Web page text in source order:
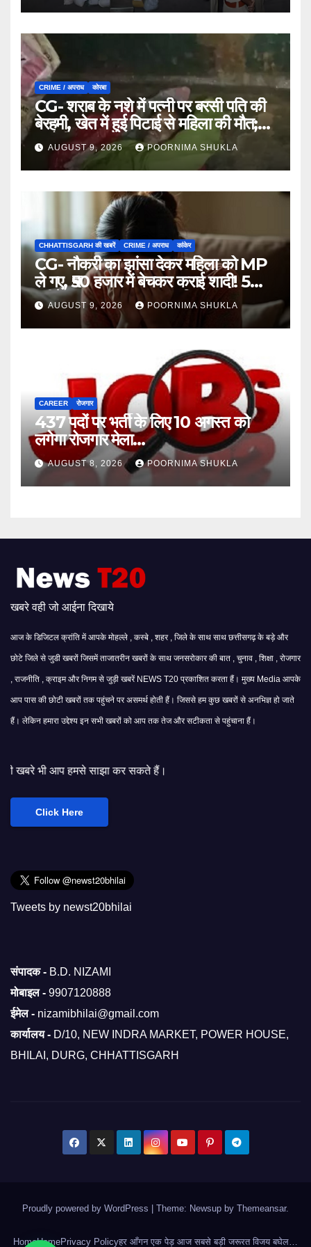
CRIME / अपराध कोरबा
CG- शराब के नशे में पत्नी पर बरसी पति की
बेरहमी, खेत में हुई पिटाई से महिला की मौत;
आरोपी फरार…
AUGUST 9, 2026 POORNIMA SHUKLA
CHHATTISGARH की खबरें CRIME / अपराध कांकेर
CG- नौकरी का झांसा देकर महिला को MP
ले गए, ₹50 हजार में बेचकर कराई शादी! 5
महीने बाद खुला पूरा राज, 3 गिरफ्तार…
AUGUST 9, 2026 POORNIMA SHUKLA
CAREER रोजगार
437 पदों पर भर्ती के लिए 10 अगस्त को
लगेगा रोजगार मेला…
AUGUST 8, 2026 POORNIMA SHUKLA
खबरे वही जो आईना दिखाये
आज के डिजिटल क्रांति में आपके मोहल्ले , कस्बे , शहर , जिले के साथ साथ छत्तीसगढ़ के बड़े और
छोटे जिले से जुडी खबरों जिसमें ताजातरीन खबरों के साथ जनसरोकार की बात , चुनाव , शिक्षा , रोजगार
, राजनीति , क्राइम और निगम से जुड़ी खबरें NEWS T20 प्रकाशित करता हैं। मुख्य Media आपके
आप पास की छोटी खबरों तक पहुंचने पर असमर्थ होती हैं। जिससे हम कुछ खबरों से अनभिज्ञ हो जाते
हैं। लेकिन हमारा उद्देश्य इन सभी खबरों को आप तक तेज और सटीकता से पहुंचाना हैं।
साझा कर सकते हैं।
Click Here
Tweets by newst20bhilai
संपादक - B.D. NIZAMI
मोबाइल - 9907120888
ईमेल - nizamibhilai@gmail.com
कार्यालय - D/10, NEW INDRA MARKET, POWER HOUSE,
BHILAI, DURG, CHHATTISGARH
Proudly powered by WordPress Theme: Newsup by Themeansar.
HomeHomePrivacy Policyहर आँगन एक पेड़ आज सबसे बड़ी जरूरत विजय बघेल…